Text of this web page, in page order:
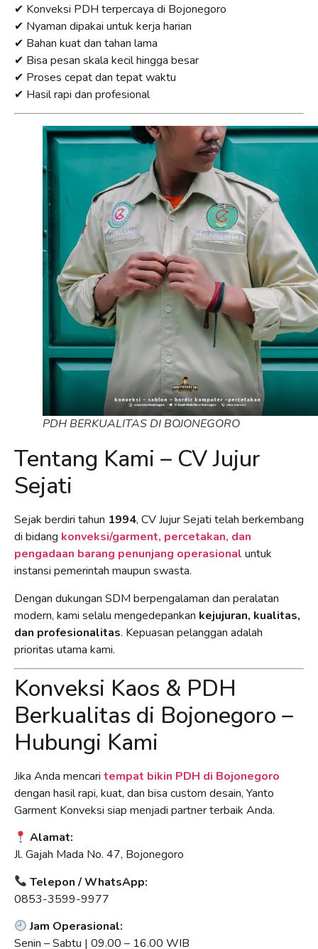
✔ Konveksi PDH terpercaya di Bojonegoro
✔ Nyaman dipakai untuk kerja harian
✔ Bahan kuat dan tahan lama
✔ Bisa pesan skala kecil hingga besar
✔ Proses cepat dan tepat waktu
✔ Hasil rapi dan profesional
PDH BERKUALITAS DI BOJONEGORO
Tentang Kami – CV Jujur
Sejati
Sejak berdiri tahun 1994, CV Jujur Sejati telah berkembang
di bidang konveksi/garment, percetakan, dan
pengadaan barang penunjang operasional untuk
instansi pemerintah maupun swasta.
Dengan dukungan SDM berpengalaman dan peralatan
modern, kami selalu mengedepankan kejujuran, kualitas,
dan profesionalitas. Kepuasan pelanggan adalah
prioritas utama kami.
Konveksi Kaos & PDH
Berkualitas di Bojonegoro –
Hubungi Kami
Jika Anda mencari tempat bikin PDH di Bojonegoro
dengan hasil rapi, kuat, dan bisa custom desain, Yanto
Garment Konveksi siap menjadi partner terbaik Anda.
Alamat:
Jl. Gajah Mada No. 47, Bojonegoro
Telepon / WhatsApp:
0853-3599-9977
Jam Operasional:
Senin – Sabtu | 09.00 – 16.00 WIB